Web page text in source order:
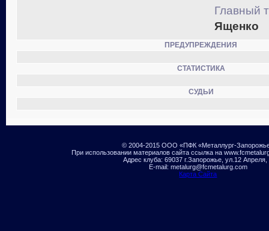
Главный
Ященко
ПРЕДУПРЕЖДЕНИЯ
СТАТИСТИКА
СУДЬИ
© 2004-2015 ООО «ПФК «Металлург-
При использовании материалов сайта ссылка на
Адрес клуба: 69037 г.Запорожье, ул.12 Апреля,
E-mail: metalurg@fcmetalurg.com
Карта Сайта